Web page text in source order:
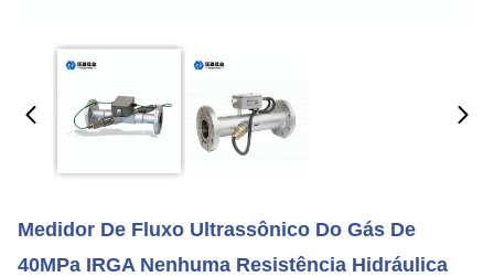
Medidor De Fluxo Ultrassônico Do Gás De
40MPa IRGA Nenhuma Resistência Hidráulica